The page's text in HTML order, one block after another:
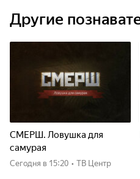
Другие
СМЕРШ. Ловушка для
самурая
Сегодня в 15:20 • ТВ Центр